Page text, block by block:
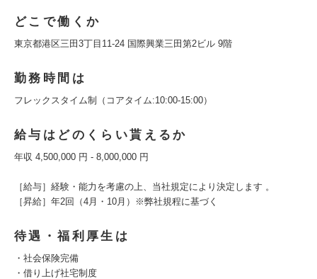
どこで働くか
東京都港区三田3丁目11-24 国際興業三田第2ビル 9階
勤務時間は
フレックスタイム制（コアタイム:10:00-15:00）
給与はどのくらい貰えるか
年収 4,500,000 円 - 8,000,000 円
［給与］経験・能力を考慮の上、当社規定により決定します 。
［昇給］年2回（4月・10月）※弊社規程に基づく
待遇・福利厚生は
・社会保険完備
・借り上げ社宅制度